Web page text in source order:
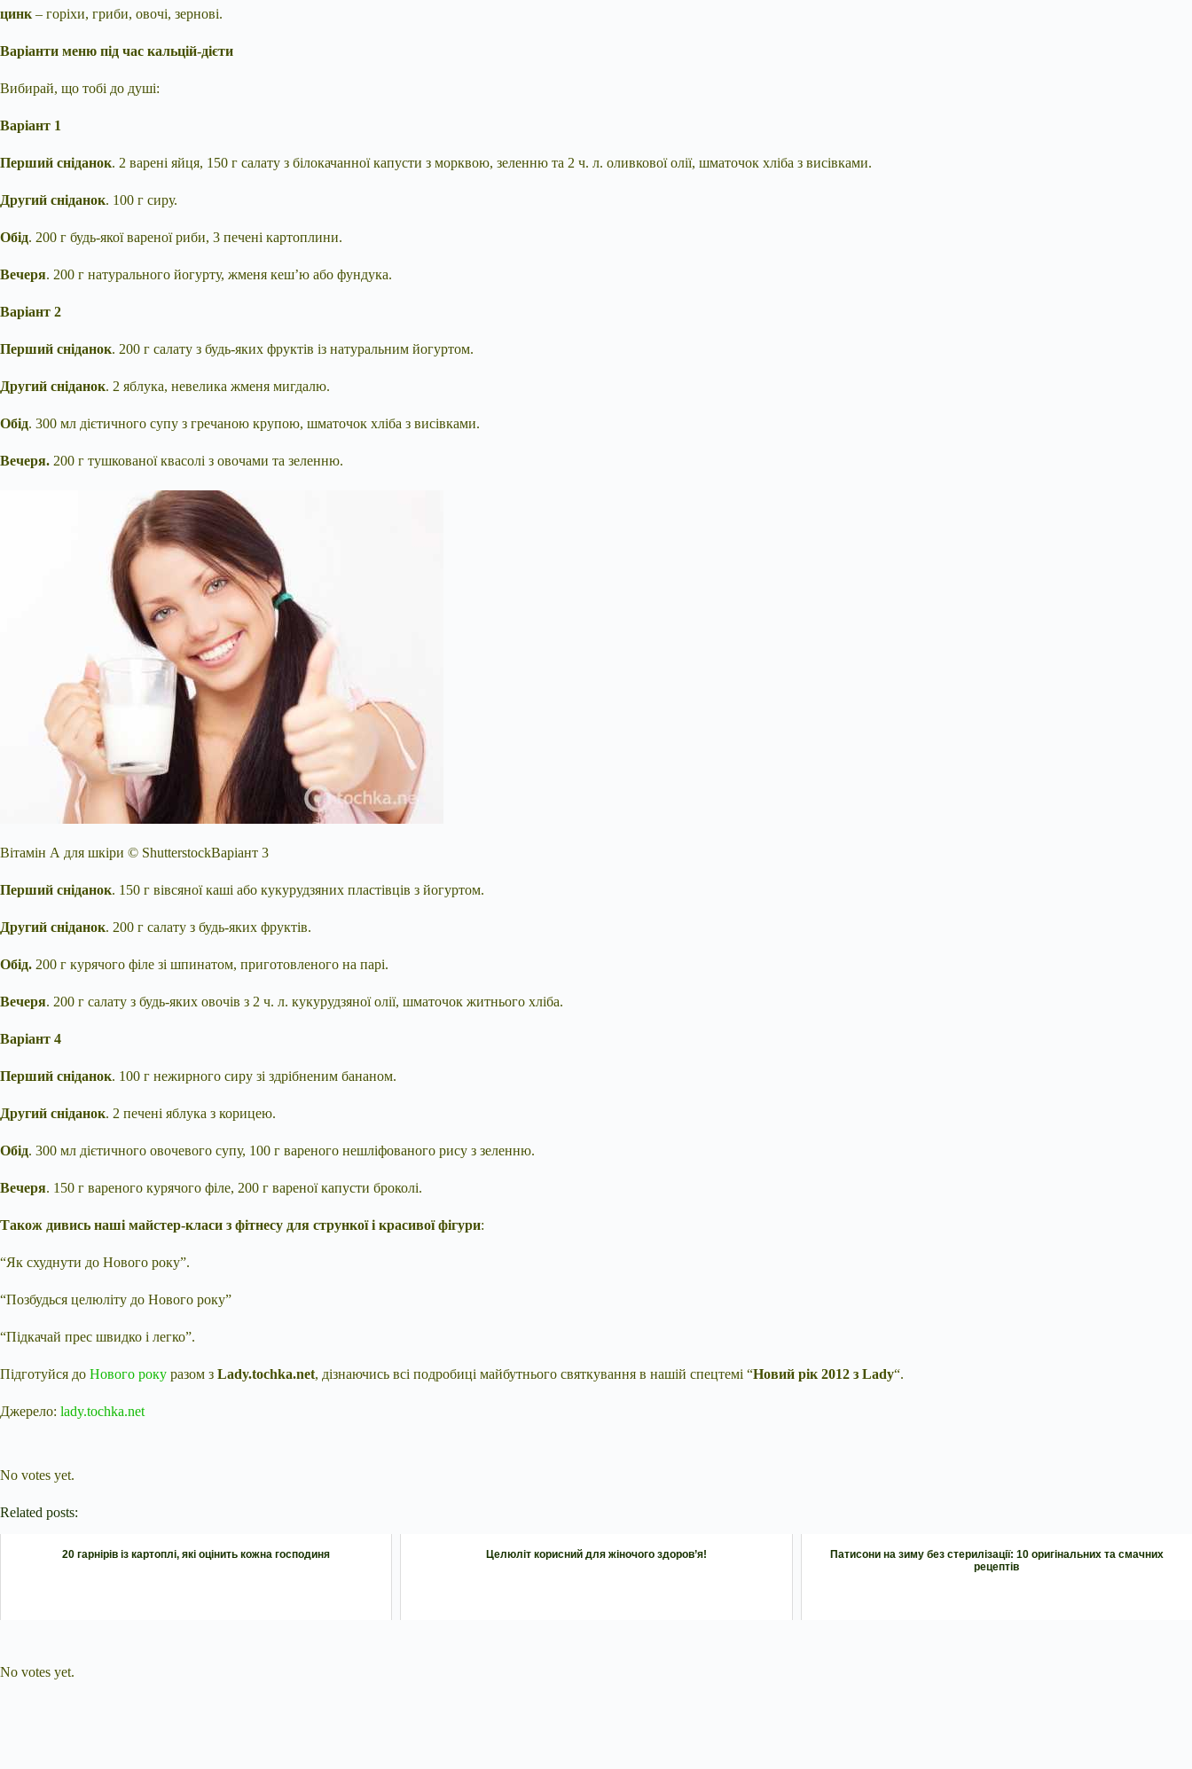
цинк – горіхи, гриби, овочі, зернові.
Варіанти меню під час кальцій-дієти
Вибирай, що тобі до душі:
Варіант 1
Перший сніданок. 2 варені яйця, 150 г салату з білокачанної капусти з морквою, зеленню та 2 ч. л. оливкової олії, шматочок хліба з висівками.
Другий сніданок. 100 г сиру.
Обід. 200 г будь-якої вареної риби, 3 печені картоплини.
Вечеря. 200 г натурального йогурту, жменя кеш’ю або фундука.
Варіант 2
Перший сніданок. 200 г салату з будь-яких фруктів із натуральним йогуртом.
Другий сніданок. 2 яблука, невелика жменя мигдалю.
Обід. 300 мл дієтичного супу з гречаною крупою, шматочок хліба з висівками.
Вечеря. 200 г тушкованої квасолі з овочами та зеленню.
Вітамін А для шкіри © ShutterstockВаріант 3
Перший сніданок. 150 г вівсяної каші або кукурудзяних пластівців з йогуртом.
Другий сніданок. 200 г салату з будь-яких фруктів.
Обід. 200 г курячого філе зі шпинатом, приготовленого на парі.
Вечеря. 200 г салату з будь-яких овочів з 2 ч. л. кукурудзяної олії, шматочок житнього хліба.
Варіант 4
Перший сніданок. 100 г нежирного сиру зі здрібненим бананом.
Другий сніданок. 2 печені яблука з корицею.
Обід. 300 мл дієтичного овочевого супу, 100 г вареного нешліфованого рису з зеленню.
Вечеря. 150 г вареного курячого філе, 200 г вареної капусти броколі.
Також дивись наші майстер-класи з фітнесу для стрункої і красивої фігури:
“Як схуднути до Нового року”.
“Позбудься целюліту до Нового року”
“Підкачай прес швидко і легко”.
Підготуйся до Нового року разом з Lady.tochka.net, дізнаючись всі подробиці майбутнього святкування в нашій спецтемі “Новий рік 2012 з Lady“.
Джерело: lady.tochka.net
No votes yet.
Related posts:
20 гарнірів із картоплі, які оцінить кожна господиня Целюліт корисний для жіночого здоров’я!
Патисони на зиму без стерилізації: 10 оригінальних та смачних
рецептів
No votes yet.